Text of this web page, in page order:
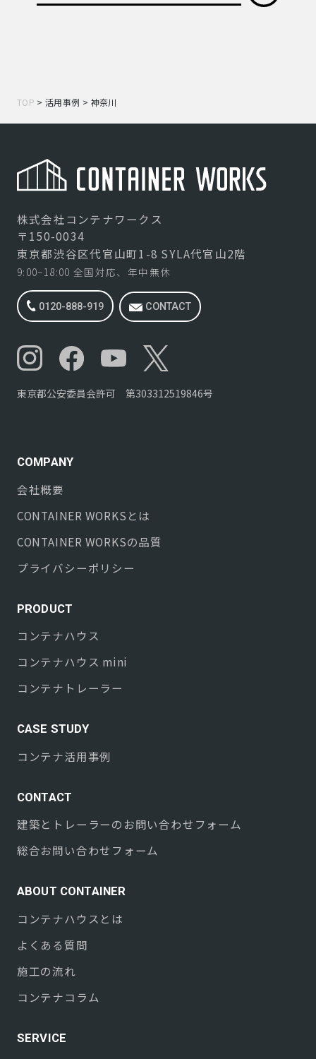
TOP >活用事例 > 神奈川
株式会社コンテナワークス
〒150-0034
東京都渋谷区代官山町1-8 SYLA代官山2階
9:00~18:00 全国対応、年中無休
0120-888-919 CONTACT
東京都公安委員会許可 第303312519846号
COMPANY
会社概要
CONTAINER WORKS とは
CONTAINER WORKSの品質
プライバシーポリシー
PRODUCT
コンテナハウス
コンテナハウス mini
コンテナトレーラー
CASE STUDY
コンテナ活用事例
CONTACT
建築とトレーラーのお問い合わせフォーム
総合お問い合わせフォーム
ABOUT CONTAINER
コンテナハウスとは
よくある質問
施工の流れ
コンテナコラム
SERVICE